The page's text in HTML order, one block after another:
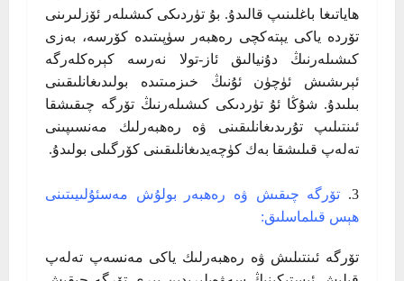
ھاياتىغا باغلىنىپ قالىدۇ. بۇ تۈردىكى كىشىلەر ئۆزلىرىنى
تۆردە ياكى يېتەكچى رەھبەر سۈپىتىدە كۆرسە، بەزى
كىشىلەرنىڭ دۇنيالىق ئاز-تولا نەرسە كېرەكلەرگە
ئېرىشىش ئۈچۈن ئۇنىڭ خىزمىتىدە بولىدىغانلىقىنى
بىلىدۇ. شۇڭا ئۇ تۈردىكى كىشىلەرنىڭ تۆرگە چىقىشقا
ئىنتىلىپ تۇرىدىغانلىقىنى ۋە رەھبەرلىك مەنسىپىنى
تەلەپ قىلىشقا بەك كۈچەيدىغانلىقىنى كۆرگىلى بولىدۇ.
تۆرگە چىقىش ۋە رەھبەر بولۇش مەسئۇلىيىتىنى
ھېس قىلماسلىق:
تۆرگە ئىنتىلىش ۋە رەھبەرلىك ياكى مەنسەپ تەلەپ